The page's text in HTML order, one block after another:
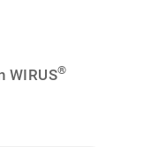
WIRUS®